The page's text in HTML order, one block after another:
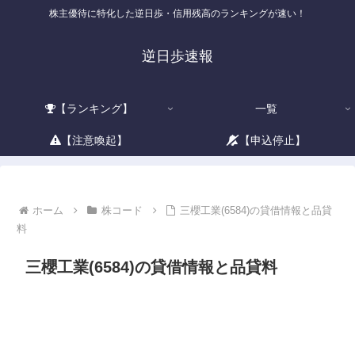
株主優待に特化した逆日歩・信用残高のランキングが速い！
逆日歩速報
【ランキング】 一覧
【注意喚起】 【申込停止】
ホーム 株コード
三櫻工業(6584)の貸借情報と品貸
料
三櫻工業(6584)の貸借情報と品貸料